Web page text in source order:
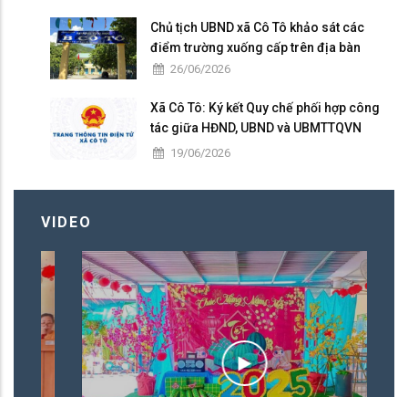
Chủ tịch UBND xã Cô Tô khảo sát các
điểm trường xuống cấp trên địa bàn
26/06/2026
Xã Cô Tô: Ký kết Quy chế phối hợp công
tác giữa HĐND, UBND và UBMTTQVN
nhiệm kỳ 2026 – 2031
19/06/2026
VIDEO